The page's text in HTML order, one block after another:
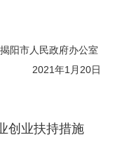
人民政府办公室
2021年1月20日
创业扶持措施